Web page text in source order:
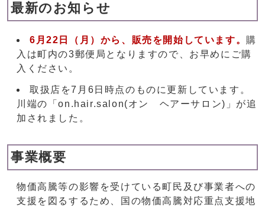
最新のお知らせ
6月22日（月）から、販売を開始しています。購
入は町内の3郵便局となりますので、お早めにご購
入ください。
取扱店を7月6日時点のものに更新しています。
川端の「on.hair.salon(オン ヘアーサロン)」が追
加されました。
事業概要
物価高騰等の影響を受けている町民及び事業者への
支援を図るするため、国の物価高騰対応重点支援地